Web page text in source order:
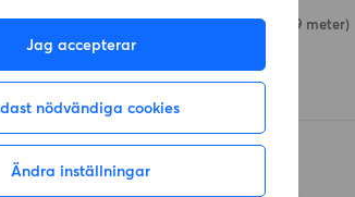
Jag accepterar
nödvändiga cookies
Ändra inställningar
Selmedalsvägen 38 (1039 meter)